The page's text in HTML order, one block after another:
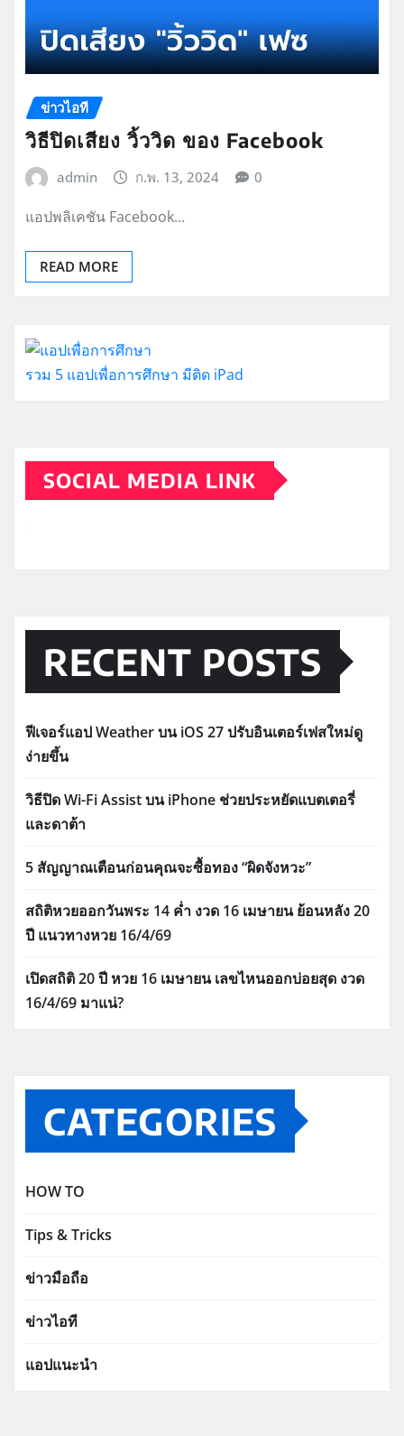
ข่าวไอที
วิธีปิดเสียง วิ้ววิด ของ Facebook
admin ก.พ. 13, 2024 0
แอปพลิเคชัน Facebook…
READ MORE
รวม 5 แอปเพื่อการศึกษา มีติด iPad
SOCIAL MEDIA LINK
RECENT POSTS
ฟีเจอร์แอป Weather บน iOS 27 ปรับอินเตอร์เฟสใหม่ดู
ง่ายขึ้น
วิธีปิด Wi-Fi Assist บน iPhone ช่วยประหยัดแบตเตอรี่
และดาต้า
5 สัญญาณเตือนก่อนคุณจะซื้อทอง “ผิดจังหวะ”
สถิติหวยออกวันพระ 14 ค่ำ งวด 16 เมษายน ย้อนหลัง 20
ปี แนวทางหวย 16/4/69
เปิดสถิติ 20 ปี หวย 16 เมษายน เลขไหนออกบ่อยสุด งวด
16/4/69 มาแน่?
CATEGORIES
HOW TO
Tips & Tricks
ข่าวมือถือ
ข่าวไอที
แอปแนะนำ